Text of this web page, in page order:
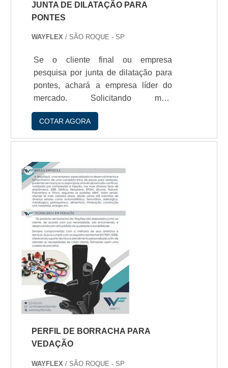
JUNTA DE DILATAÇÃO PARA
PONTES
WAYFLEX/ SÃO ROQUE - SP
Se o cliente final ou empresa
pesquisa por junta de dilatação para
pontes, achará a empresa líder do
mercado. Solicitando mais
informações na empresa mais
conceituada do mercado e
descobrindo a líder da área de
produto deve sempre ser adquirido
com empresas especializadas no
segmento. Esse tipo de cuidado ajuda
a garantir a qualidade e durabilidade
dos materiais, além de evitar prejuízos
com substituiç...
COTAR AGORA
PERFIL DE BORRACHA PARA
VEDAÇÃO
WAYFLEX/ SÃO ROQUE - SP